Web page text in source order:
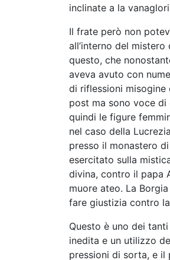
inclinate a la
Il frate però non
all’interno del
questo, che
aveva avuto con
di riflessioni misogine
post ma sono voce di
quindi le figure
nel caso della
presso il monastero
esercitato sulla
divina, contro il papa
muore ateo. La
fare giustizia contro
Questo è uno dei
inedita e un utilizzo
pressioni di sorta, e il